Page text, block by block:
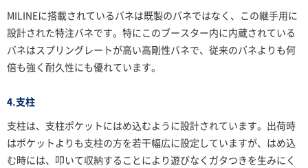
MILINEに搭載されているバネは既製のバネではなく、この継手用に
設計された特注バネです。特にこのブースター内に内蔵されている
バネはスプリングレートが高い高剛性バネで、従来のバネよりも何
倍も強く耐久性にも優れています。
4.支柱
支柱は、支柱ポケットにはめ込むように設計されています。出荷時
はポケットよりも支柱の方を若干幅広に設定していますが、はめ込
む時には、叩いて収納することにより遊びなくガタつきを生みにく